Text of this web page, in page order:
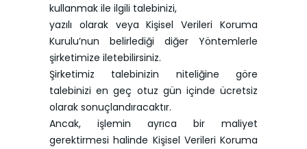
kullanmak ile ilgili talebinizi,
yazılı olarak veya Kişisel Verileri Koruma
Kurulu’nun belirlediği diğer Yöntemlerle
şirketimize iletebilirsiniz.
Şirketimiz talebinizin niteliğine göre
talebinizi en geç otuz gün içinde ücretsiz
olarak sonuçlandıracaktır.
Ancak, işlemin ayrıca bir maliyet
gerektirmesi halinde Kişisel Verileri Koruma